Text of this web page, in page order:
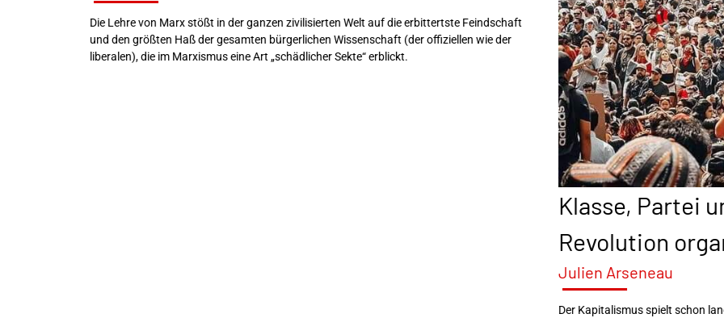
Die Lehre von Marx stößt in der ganzen zivilisierten Welt auf die erbittertste Feindschaft
und den größten Haß der gesamten bürgerlichen Wissenschaft (der offiziellen wie der
liberalen), die im Marxismus eine Art „schädlicher Sekte“ erblickt.
Klasse, Partei
Revolution
Julien Arseneau
Der Kapitalismus spielt schon